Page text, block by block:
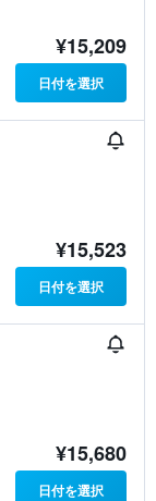
¥15,209
日付を選択
¥15,523
日付を選択
¥15,680
日付を選択